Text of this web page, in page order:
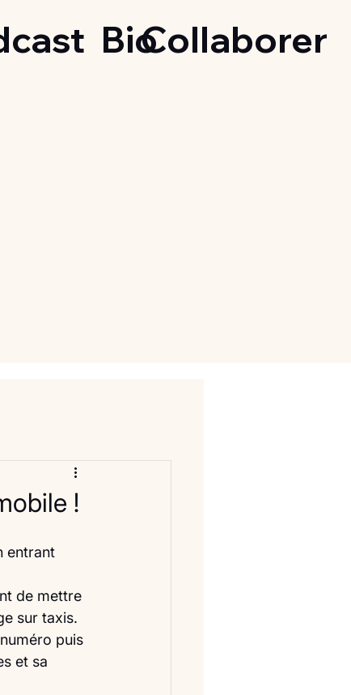
BioCollaborer
!
de mettre
sur taxis.
puis
et sa